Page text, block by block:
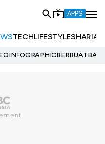
APPS
TECHLIFESTYLESHARIA
INFOGRAPHIC